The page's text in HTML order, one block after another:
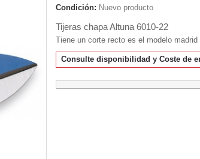
Condición: Nuevo producto
Tijeras chapa Altuna 6010-22
Tiene un corte recto es el modelo
Consulte disponibilidad y Coste de